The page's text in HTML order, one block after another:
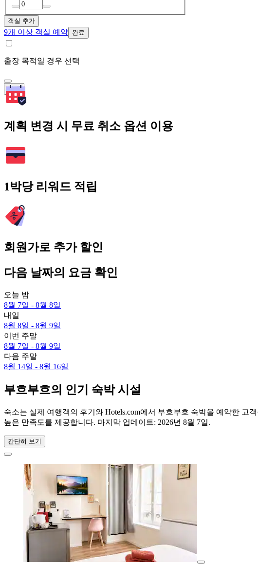
객실 추가
9개 이상 객실 예약 완료
출장 목적일 경우 선택
검색
계획 변경 시 무료 취소 옵션 이용
1박당 리워드 적립
회원가로 추가 할인
다음 날짜의 요금 확인
오늘 밤
8월 7일 - 8월 8일
내일
8월 8일 - 8월 9일
이번 주말
8월 7일 - 8월 9일
다음 주말
8월 14일 - 8월 16일
부흐부흐의 인기 숙박 시설
숙소는 실제 여행객의 후기와 Hotels.com에서 부흐부흐 숙박을 예약한
높은 만족도를 제공합니다. 마지막 업데이트: 2026년 8월 7일.
간단히 보기